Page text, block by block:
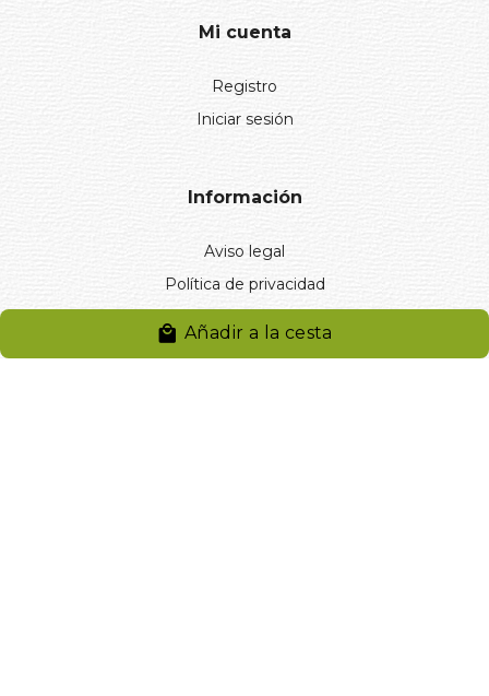
Añadir a la cesta
Mi cuenta
Registro
Iniciar sesión
Información
Aviso legal
Política de privacidad